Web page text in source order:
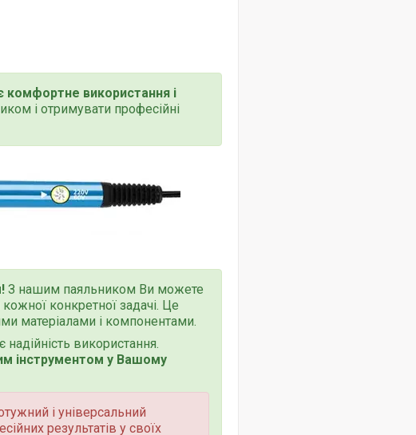
комфортне використання і
і отримувати професійні
З нашим паяльником Ви можете
конкретної задачі. Це
матеріалами і компонентами.
використання.
інструментом у Вашому
і універсальний
результатів у своїх